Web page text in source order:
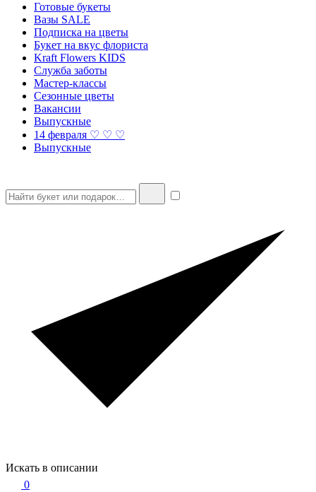
Готовые букеты
Вазы SALE
Подписка на цветы
Букет на вкус флориста
Kraft Flowers KIDS
Служба заботы
Мастер-классы
Сезонные цветы
Вакансии
Выпускные
14 февраля ♡ ♡ ♡
Выпускные
Искать в описании
0